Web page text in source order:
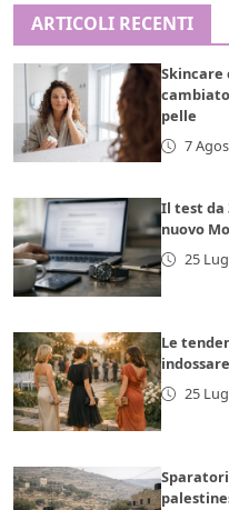
ARTICOLI RECENTI
Skincare
pelle
7
Il test da
nuovo
25
Le
25